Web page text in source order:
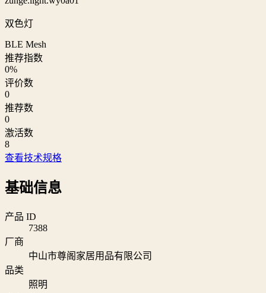
双色灯
BLE Mesh
推荐指数
0%
评价数
0
推荐数
0
激活数
8
查看技术规格
基础信息
产品 ID
7388
厂商
中山市尊阁家居用品有限公司
品类
照明